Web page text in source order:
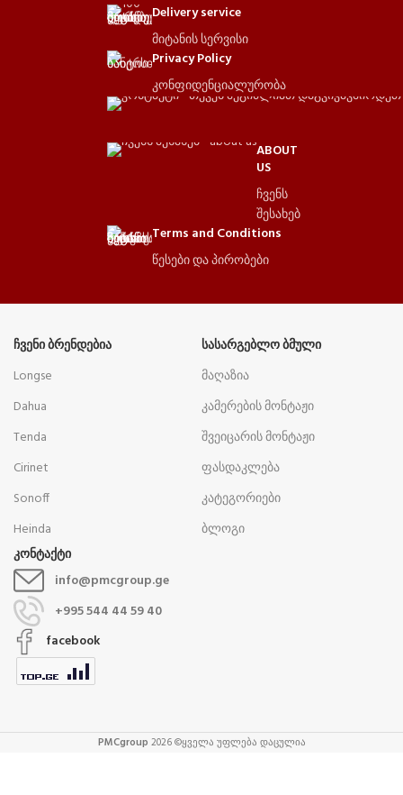
Delivery service
მიტანის სერვისი
Privacy Policy
კონფიდენციალურობა
ABOUT
US
ჩვენს
შესახებ
Terms and Conditions
წესები და პირობები
ᲩᲕᲔᲜᲘ ᲑᲠᲔᲜᲓᲔᲑᲘᲐ
Longse
Dahua
Tenda
Cirinet
Sonoff
Heinda
ᲡᲐᲡᲐᲠᲒᲔᲑᲚᲝ ᲑᲛᲣᲚᲘ
მაღაზია
კამერების მონტაჟი
შვეიცარის მონტაჟი
ფასდაკლება
კატეგორიები
ბლოგი
კონტაქტი
info@pmcgroup.ge
+995 544 44 59 40
facebook
PMCgroup 2026 ©ყველა უფლება დაცულია